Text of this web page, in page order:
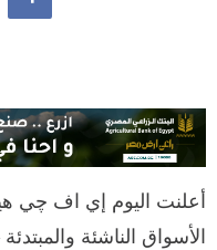
أعلنت اليوم إي اف چي
الأسواق الناشئة